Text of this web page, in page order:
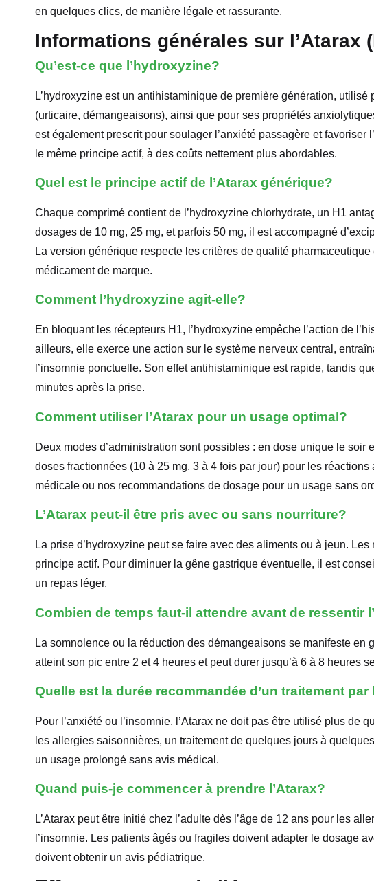
en quelques clics, de manière légale et rassurante.
Informations générales sur l’Atarax
Qu’est-ce que l’hydroxyzine?
L’hydroxyzine est un antihistaminique de première génération,
(urticaire, démangeaisons), ainsi que pour ses propriétés
est également prescrit pour soulager l’anxiété passagère et
le même principe actif, à des coûts nettement plus abordables.
Quel est le principe actif de l’Atarax générique?
Chaque comprimé contient de l’hydroxyzine chlorhydrate, un H1
dosages de 10 mg, 25 mg, et parfois 50 mg, il est accompagné
La version générique respecte les critères de qualité
médicament de marque.
Comment l’hydroxyzine agit-elle?
En bloquant les récepteurs H1, l’hydroxyzine empêche l’action de
ailleurs, elle exerce une action sur le système nerveux central,
l’insomnie ponctuelle. Son effet antihistaminique est rapide, tandis
minutes après la prise.
Comment utiliser l’Atarax pour un usage optimal?
Deux modes d’administration sont possibles : en dose unique le soir
doses fractionnées (10 à 25 mg, 3 à 4 fois par jour) pour les
médicale ou nos recommandations de dosage pour un usage sans
L’Atarax peut-il être pris avec ou sans nourriture?
La prise d’hydroxyzine peut se faire avec des aliments ou à jeun.
principe actif. Pour diminuer la gêne gastrique éventuelle, il est
un repas léger.
Combien de temps faut-il attendre avant de ressentir
La somnolence ou la réduction des démangeaisons se manifeste en
atteint son pic entre 2 et 4 heures et peut durer jusqu’à 6 à 8 heures
Quelle est la durée recommandée d’un traitement
Pour l’anxiété ou l’insomnie, l’Atarax ne doit pas être utilisé plus de
les allergies saisonnières, un traitement de quelques jours à
un usage prolongé sans avis médical.
Quand puis-je commencer à prendre l’Atarax?
L’Atarax peut être initié chez l’adulte dès l’âge de 12 ans pour les
l’insomnie. Les patients âgés ou fragiles doivent adapter le dosage
doivent obtenir un avis pédiatrique.